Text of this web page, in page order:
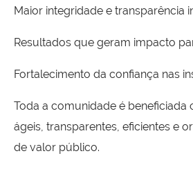
Maior integridade e transparência
Resultados que geram impacto
Fortalecimento da confiança nas
Toda a comunidade é beneficiada
ágeis, transparentes, eficientes e
de valor público.